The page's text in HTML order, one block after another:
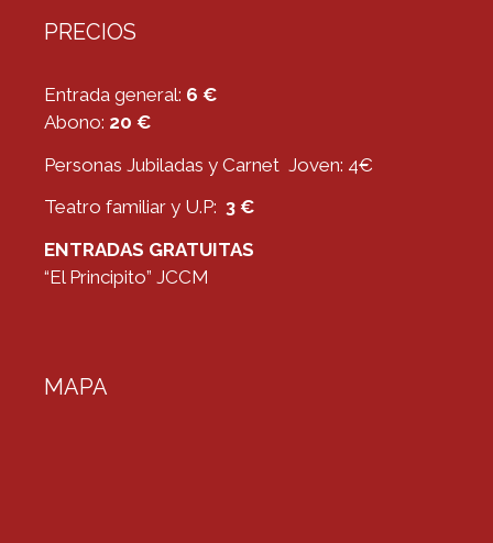
PRECIOS
Entrada general: 6 €
Abono: 20 €
Personas Jubiladas y Carnet Joven: 4€
Teatro familiar y U.P: 3 €
ENTRADAS GRATUITAS
“El Principito” JCCM
MAPA